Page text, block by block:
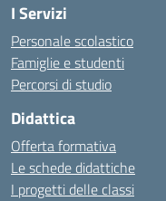
I Servizi
Personale scolastico
Famiglie e studenti
Percorsi di studio
Didattica
Offerta formativa
Le schede didattiche
I progetti delle classi